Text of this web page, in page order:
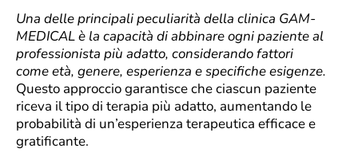
Una delle principali peculiarità della clinica GAM-
MEDICAL è la capacità di abbinare ogni paziente al
professionista più adatto, considerando fattori
come età, genere, esperienza e specifiche esigenze.
Questo approccio garantisce che ciascun paziente
riceva il tipo di terapia più adatto, aumentando le
probabilità di un’esperienza terapeutica efficace e
gratificante.